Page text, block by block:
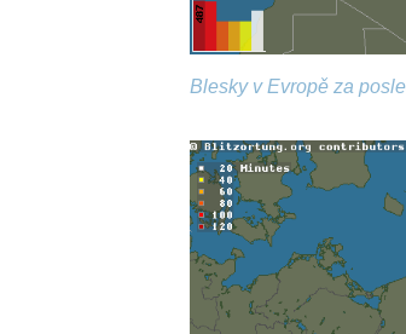
Blesky v Evropě za